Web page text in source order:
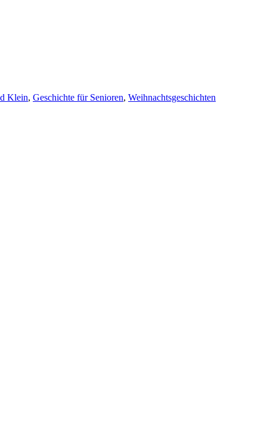
Klein, Geschichte für Senioren, Weihnachtsgeschichten